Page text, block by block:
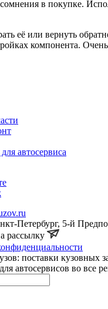
сомнения в покупке.
её или вернуть
компонента.
автосервиса
Петербург, 5-й
рассылку
поставки кузовных
автосервисов во все